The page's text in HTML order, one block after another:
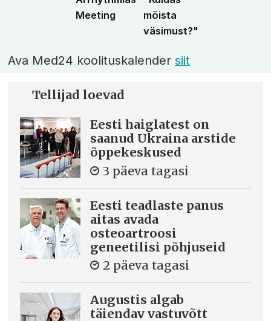
Meeting
mõista
väsimust?"
Ava Med24 koolituskalendersiit
Tellijad loevad
Eesti haiglatest on
saanud Ukraina arstide
õppekeskused
3 päeva tagasi
Eesti teadlaste panus
aitas avada
osteoartroosi
geneetilisi põhjuseid
2 päeva tagasi
Augustis algab
täiendav vastuvõtt